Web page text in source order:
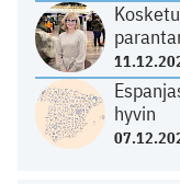
hyvin